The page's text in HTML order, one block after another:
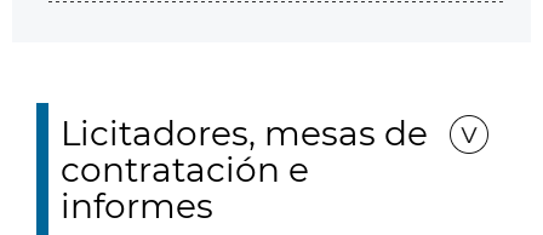
Licitadores, mesas de
contratación e
informes